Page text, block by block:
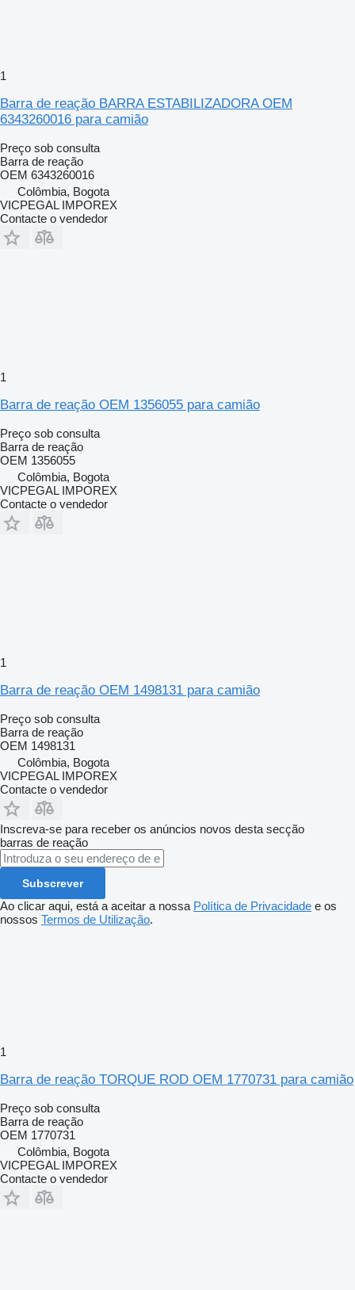
1
Barra de reação BARRA ESTABILIZADORA OEM
6343260016 para camião
Preço sob consulta
Barra de reação
OEM 6343260016
Colômbia, Bogota
VICPEGAL IMPOREX
Contacte o vendedor
1
Barra de reação OEM 1356055 para camião
Preço sob consulta
Barra de reação
OEM 1356055
Colômbia, Bogota
VICPEGAL IMPOREX
Contacte o vendedor
1
Barra de reação OEM 1498131 para camião
Preço sob consulta
Barra de reação
OEM 1498131
Colômbia, Bogota
VICPEGAL IMPOREX
Contacte o vendedor
Inscreva-se para receber os anúncios novos desta secção
barras de reação
Subscrever
Ao clicar aqui, está a aceitar a nossa Política de Privacidade e os
nossos Termos de Utilização.
1
Barra de reação TORQUE ROD OEM 1770731 para camião
Preço sob consulta
Barra de reação
OEM 1770731
Colômbia, Bogota
VICPEGAL IMPOREX
Contacte o vendedor